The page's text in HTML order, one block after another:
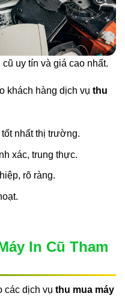
uy tín và giá cao nhất.
khách hàng dịch vụ thu
tốt nhất thị trường.
xác, trung thực.
rõ ràng.
In Cũ Tham
các dịch vụ thu mua máy